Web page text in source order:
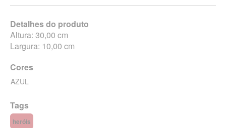
Detalhes do produto
Altura: 30,00 cm
Largura: 10,00 cm
Cores
AZUL
Tags
heróis